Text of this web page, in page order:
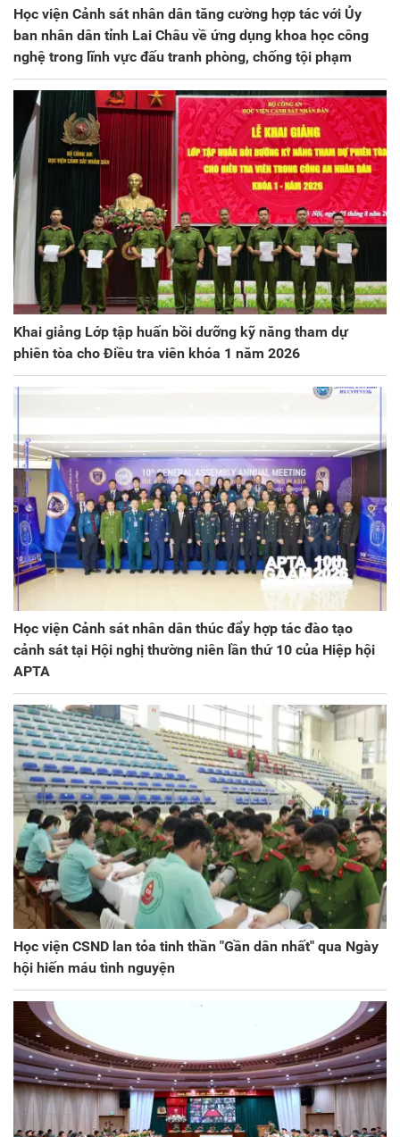
Học viện Cảnh sát nhân dân tăng cường hợp tác với Ủy
ban nhân dân tỉnh Lai Châu về ứng dụng khoa học công
nghệ trong lĩnh vực đấu tranh phòng, chống tội phạm
Khai giảng Lớp tập huấn bồi dưỡng kỹ năng tham dự
phiên tòa cho Điều tra viên khóa 1 năm 2026
Học viện Cảnh sát nhân dân thúc đẩy hợp tác đào tạo
cảnh sát tại Hội nghị thường niên lần thứ 10 của Hiệp hội
APTA
Học viện CSND lan tỏa tinh thần "Gần dân nhất" qua Ngày
hội hiến máu tình nguyện